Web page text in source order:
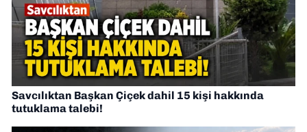
Savcılıktan Başkan Çiçek dahil 15 kişi hakkında
tutuklama talebi!